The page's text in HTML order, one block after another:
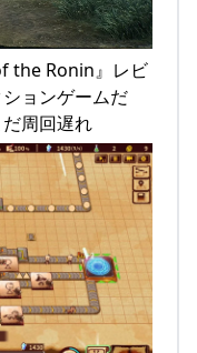
the Ronin』レビ
ョンゲームだ
周回遅れ